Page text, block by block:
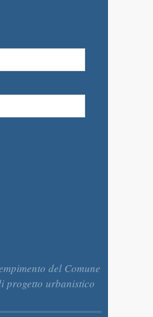
del Comune
progetto urbanistico